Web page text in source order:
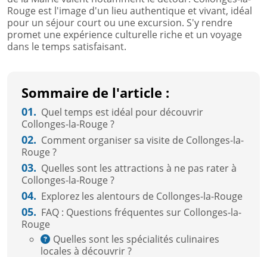
Rouge est l'image d'un lieu authentique et vivant, idéal
pour un séjour court ou une excursion. S'y rendre
promet une expérience culturelle riche et un voyage
dans le temps satisfaisant.
Sommaire de l'article :
01. Quel temps est idéal pour découvrir
Collonges-la-Rouge ?
02. Comment organiser sa visite de Collonges-la-
Rouge ?
03. Quelles sont les attractions à ne pas rater à
Collonges-la-Rouge ?
04. Explorez les alentours de Collonges-la-Rouge
05. FAQ : Questions fréquentes sur Collonges-la-
Rouge
Quelles sont les spécialités culinaires
locales à découvrir ?